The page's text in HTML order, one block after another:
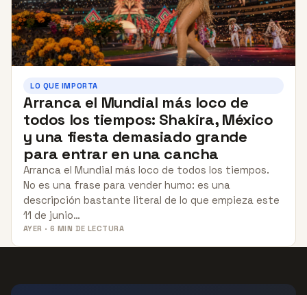
LO QUE IMPORTA
Arranca el Mundial más loco de
todos los tiempos: Shakira, México
y una fiesta demasiado grande
para entrar en una cancha
Arranca el Mundial más loco de todos los tiempos.
No es una frase para vender humo: es una
descripción bastante literal de lo que empieza este
11 de junio…
AYER · 6 MIN DE LECTURA